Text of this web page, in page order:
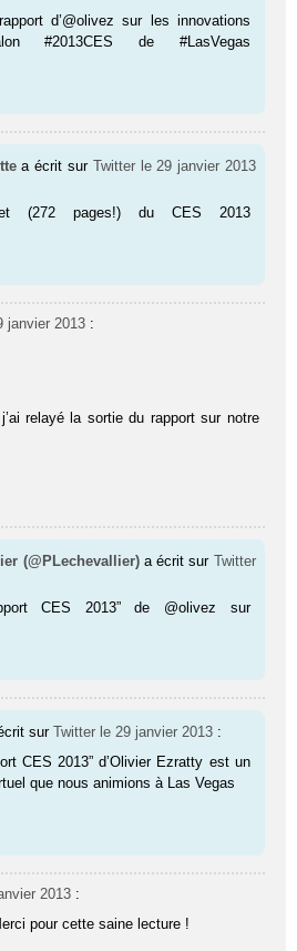
d’@olivez sur les innovations
#2013CES de #LasVegas
a écrit sur Twitter le 29 janvier 2013
(272 pages!) du CES 2013
janvier 2013 :
relayé la sortie du rapport sur notre
(@PLechevallier) a écrit sur Twitter
CES 2013” de @olivez sur
surTwitter le 29 janvier 2013 :
CES 2013” d’Olivier Ezratty est un
que nous animions à Las Vegas
2013 :
pour cette saine lecture !